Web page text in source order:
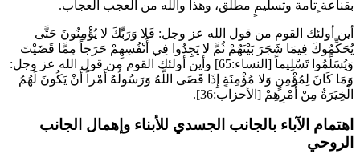
بقناعة ٍتامة وتسليمٍ مطلق، وهذا والله من العجب العجاب.
أين أولئك القوم من قول الله عز وجل: فَلا وَرَبِّكَ لا يُؤْمِنُونَ حَتَّى
يُحَكِّمُوكَ فِيمَا شَجَرَ بَيْنَهُمْ ثُمَّ لا يَجِدُوا فِي أَنْفُسِهِمْ حَرَجاً مِمَّا قَضَيْتَ
وَيُسَلِّمُوا تَسْلِيماً [النساء:65] وأين أولئك القوم من قول الله عز وجل:
وَمَا كَانَ لِمُؤْمِنٍ وَلا مُؤْمِنَةٍ إِذَا قَضَى اللَّهُ وَرَسُولُهُ أَمْراً أَنْ يَكُونَ لَهُمُ
الْخِيَرَةُ مِنْ أَمْرِهِمْ [الأحزاب:36].
اهتمام الآباء بالجانب الجسدي للأبناء وإهمال الجانب
الروحي